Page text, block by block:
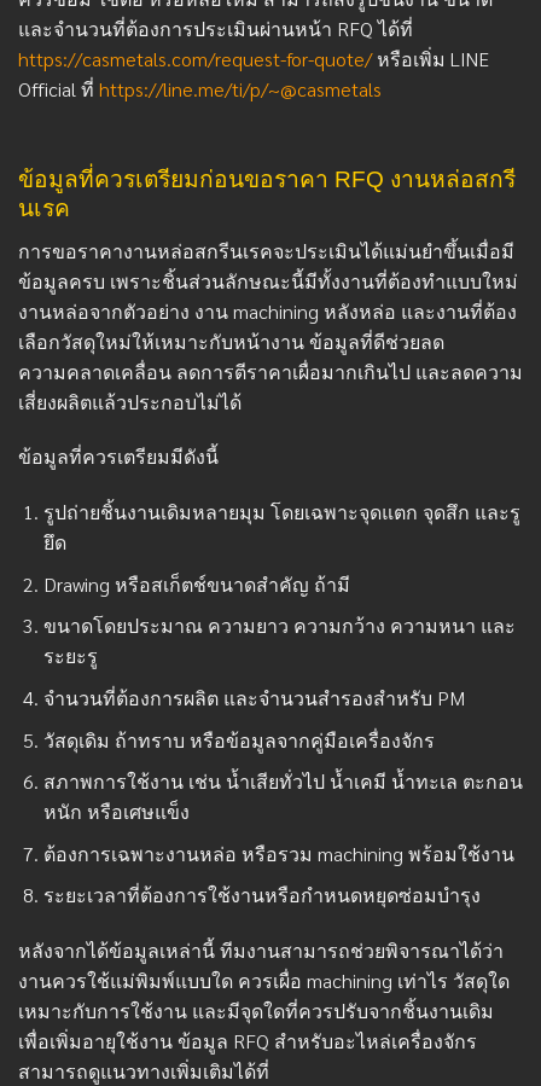
และจำนวนที่ต้องการประเมินผ่านหน้า RFQ ได้ที่
https://casmetals.com/request-for-quote/หรือเพิ่ม LINE
Official ที่ https://line.me/ti/p/~@casmetals
ข้อมูลที่ควรเตรียมก่อนขอราคา RFQ งานหล่อสกรี
นเรค
การขอราคางานหล่อสกรีนเรคจะประเมินได้แม่นยำขึ้นเมื่อมี
ข้อมูลครบ เพราะชิ้นส่วนลักษณะนี้มีทั้งงานที่ต้องทำแบบใหม่
งานหล่อจากตัวอย่าง งาน machining หลังหล่อ และงานที่ต้อง
เลือกวัสดุใหม่ให้เหมาะกับหน้างาน ข้อมูลที่ดีช่วยลด
ความคลาดเคลื่อน ลดการตีราคาเผื่อมากเกินไป และลดความ
เสี่ยงผลิตแล้วประกอบไม่ได้
ข้อมูลที่ควรเตรียมมีดังนี้
รูปถ่ายชิ้นงานเดิมหลายมุม โดยเฉพาะจุดแตก จุดสึก และรู
ยึด
Drawing หรือสเก็ตช์ขนาดสำคัญ ถ้ามี
ขนาดโดยประมาณ ความยาว ความกว้าง ความหนา และ
ระยะรู
จำนวนที่ต้องการผลิต และจำนวนสำรองสำหรับ PM
วัสดุเดิม ถ้าทราบ หรือข้อมูลจากคู่มือเครื่องจักร
สภาพการใช้งาน เช่น น้ำเสียทั่วไป น้ำเคมี น้ำทะเล ตะกอน
หนัก หรือเศษแข็ง
ต้องการเฉพาะงานหล่อ หรือรวม machining พร้อมใช้งาน
ระยะเวลาที่ต้องการใช้งานหรือกำหนดหยุดซ่อมบำรุง
หลังจากได้ข้อมูลเหล่านี้ ทีมงานสามารถช่วยพิจารณาได้ว่า
งานควรใช้แม่พิมพ์แบบใด ควรเผื่อ machining เท่าไร วัสดุใด
เหมาะกับการใช้งาน และมีจุดใดที่ควรปรับจากชิ้นงานเดิม
เพื่อเพิ่มอายุใช้งาน ข้อมูล RFQ สำหรับอะไหล่เครื่องจักร
สามารถดูแนวทางเพิ่มเติมได้ที่